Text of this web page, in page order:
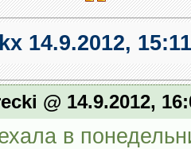
14.9.2012, 15:11
@ 14.9.2012,
в